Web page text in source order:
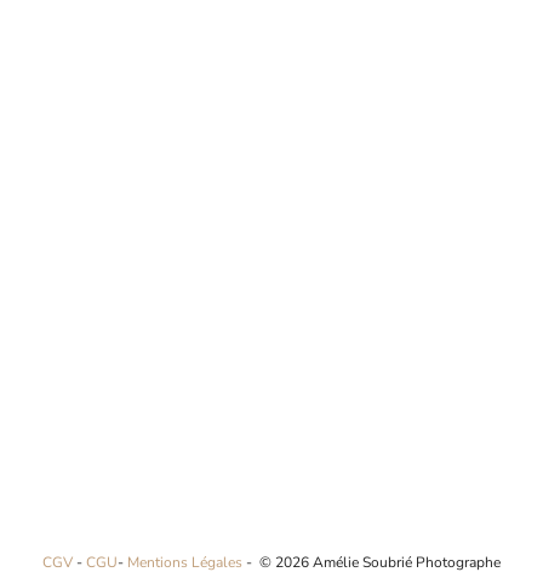
CGV -CGU- Mentions Légales - © 2026 Amélie Soubrié Photographe